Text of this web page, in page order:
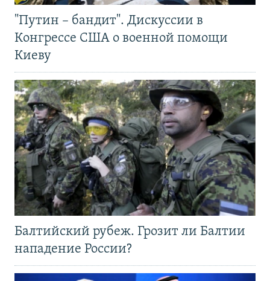
"Путин – бандит". Дискуссии в
Конгрессе США о военной помощи
Киеву
Балтийский рубеж. Грозит ли Балтии
нападение России?